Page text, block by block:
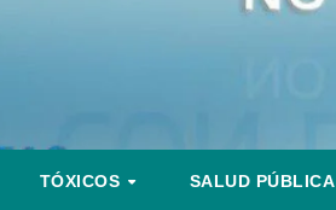
TÓXICOS SALUD PÚBLICA